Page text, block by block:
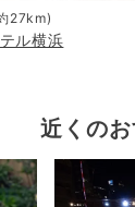
27km)
ル横浜
近くの